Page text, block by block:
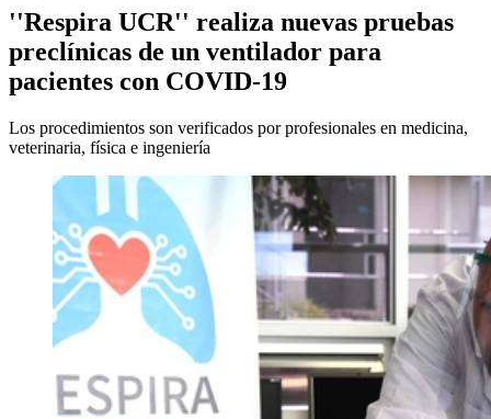
''Respira UCR'' realiza nuevas pruebas
preclínicas de un ventilador para
pacientes con COVID-19
Los procedimientos son verificados por profesionales en medicina,
veterinaria, física e ingeniería